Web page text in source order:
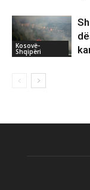
Kosovë-
Shqipëri